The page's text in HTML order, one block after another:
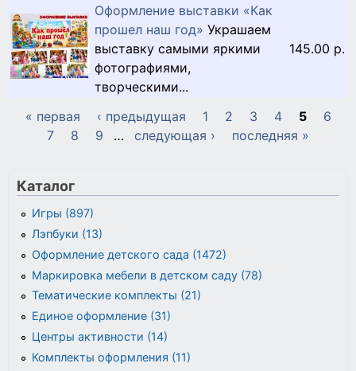
Оформление выставки «Как
прошел наш год» Украшаем
выставку самыми яркими
фотографиями,
творческими...
145.00 р.
Страницы
« первая ‹ предыдущая 1 2 3 4 5
6
7
8 9 … следующая › последняя »
Каталог
Игры (897)
Лэпбуки (13)
Оформление детского сада (1472)
Маркировка мебели в детском саду (78)
Тематические комплекты (21)
Единое оформление (31)
Центры активности (14)
Комплекты оформления (11)